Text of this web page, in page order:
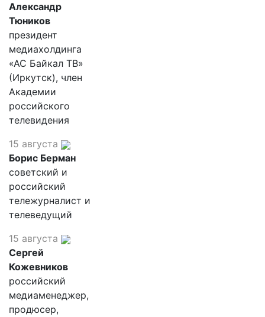
Александр
Тюников
президент
медиахолдинга
«АС Байкал ТВ»
(Иркутск), член
Академии
российского
телевидения
15 августа
Борис Берман
советский и
российский
тележурналист и
телеведущий
15 августа
Сергей
Кожевников
российский
медиаменеджер,
продюсер,